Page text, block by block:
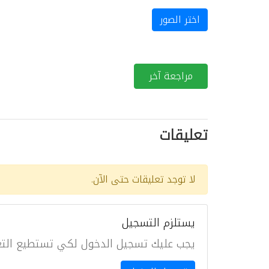
اختر الصور
مراجعة آخر
تعليقات
لا توجد تعليقات حتى الآن.
يستلزم التسجيل
يجب عليك تسجيل الدخول لكي تستطيع